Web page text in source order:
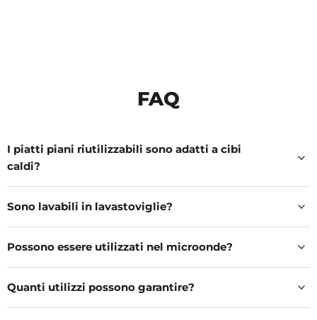
FAQ
I piatti piani riutilizzabili sono adatti a cibi
caldi?
Sono lavabili in lavastoviglie?
Possono essere utilizzati nel microonde?
Quanti utilizzi possono garantire?